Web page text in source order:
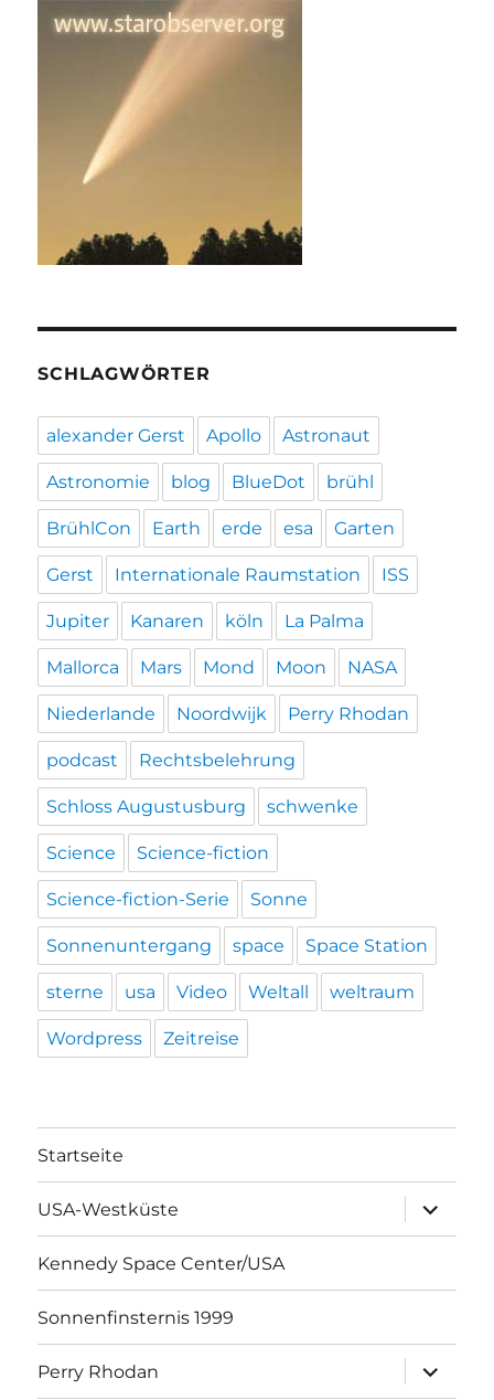
SCHLAGWÖRTER
alexander Gerst Apollo Astronaut
Astronomie blog BlueDot brühl
BrühlCon Earth erde esa Garten
Gerst Internationale Raumstation ISS
Jupiter Kanaren köln La Palma
Mallorca Mars Mond Moon NASA
Niederlande Noordwijk Perry Rhodan
podcast Rechtsbelehrung
Schloss Augustusburg schwenke
Science Science-fiction
Science-fiction-Serie Sonne
Sonnenuntergang space Space Station
sterne usa Video Weltall weltraum
Wordpress Zeitreise
Startseite
USA-Westküste
öffnen
Kennedy Space Center/USA
Sonnenfinsternis 1999
Perry Rhodan
öffnen